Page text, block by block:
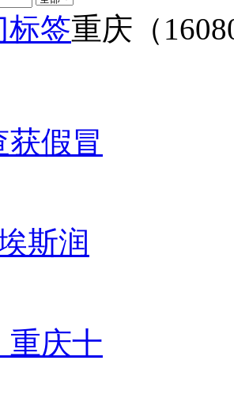
标签重庆（
获假冒
斯润
重庆十